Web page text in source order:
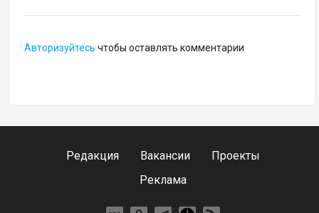
Авторизуйтесь чтобы оставлять комментарии
Редакция Вакансии
Проекты
Реклама